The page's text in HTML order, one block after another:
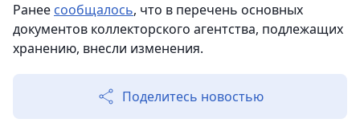
Ранее сообщалось, что в перечень основных
документов коллекторского агентства, подлежащих
хранению, внесли изменения.
Поделитесь новостью